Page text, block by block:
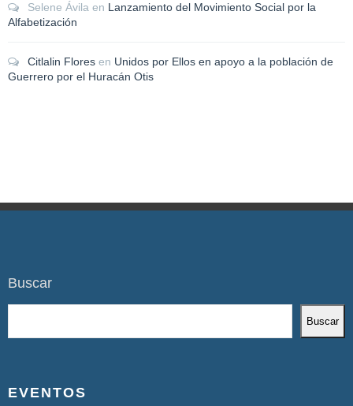
Selene Ávila en Lanzamiento del Movimiento Social por la
Alfabetización
Citlalin Flores en Unidos por Ellos en apoyo a la población de
Guerrero por el Huracán Otis
Buscar
Buscar
EVENTOS